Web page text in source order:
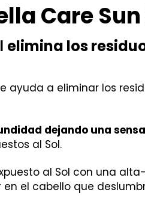
Care
elimina los
ayuda a eliminar los
dejando una
al Sol.
al Sol con una
en el cabello que